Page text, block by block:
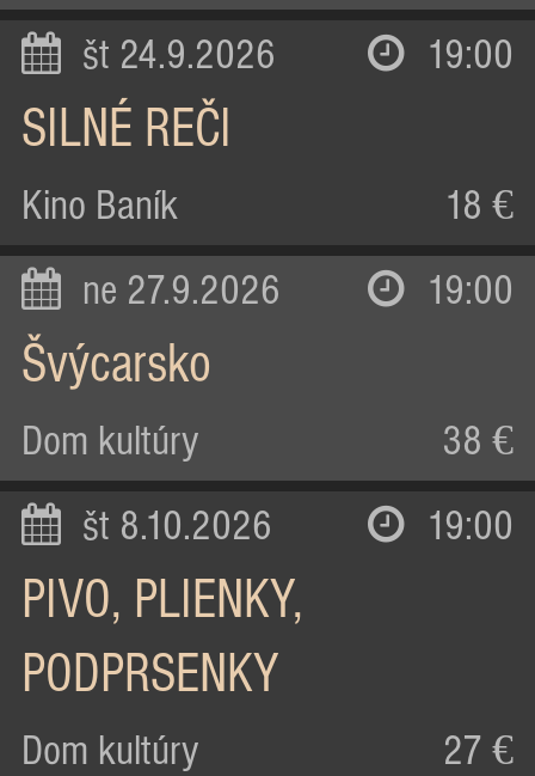
št 24.9.2026 19:00
SILNÉ REČI
Kino Baník 18 €
ne 27.9.2026 19:00
Švýcarsko
Dom kultúry 38 €
št 8.10.2026 19:00
PIVO, PLIENKY,
PODPRSENKY
Dom kultúry 27 €